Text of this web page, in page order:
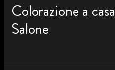
Colorazione a
Salone